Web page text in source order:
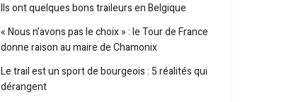
Ils ont quelques bons traileurs en Belgique
« Nous n’avons pas le choix » : le Tour de France
donne raison au maire de Chamonix
Le trail est un sport de bourgeois : 5 réalités qui
dérangent